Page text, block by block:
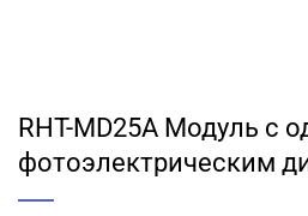
RHT-MD25A Модуль с
фотоэлектрическим